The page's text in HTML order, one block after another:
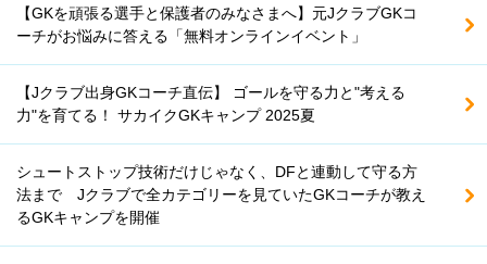
【GKを頑張る選手と保護者のみなさまへ】元JクラブGKコ
ーチがお悩みに答える「無料オンラインイベント」
【Jクラブ出身GKコーチ直伝】 ゴールを守る力と"考える
力"を育てる！ サカイクGKキャンプ 2025夏
シュートストップ技術だけじゃなく、DFと連動して守る方
法まで Jクラブで全カテゴリーを見ていたGKコーチが教え
るGKキャンプを開催